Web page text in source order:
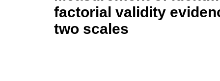
factorial validity
two scales